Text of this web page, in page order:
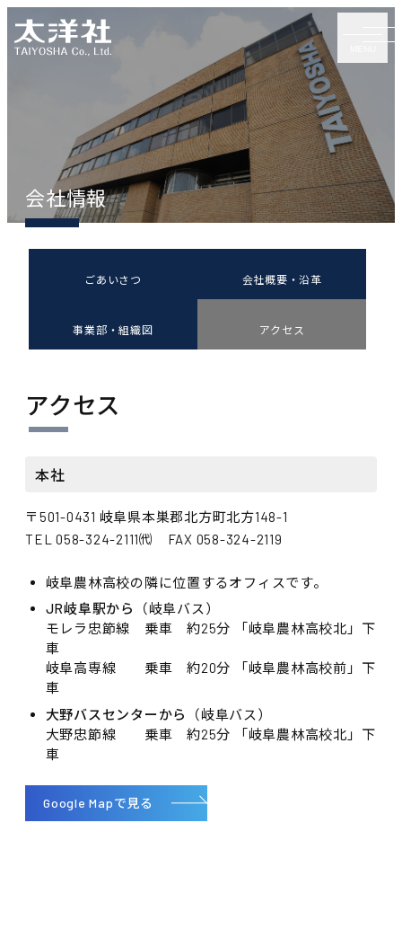
会社情報
ごあいさつ 会社概要・沿革
事業部・組織図 アクセス
アクセス
本社
〒501-0431 岐阜県本巣郡北方町北方148-1
TEL 058-324-2111㈹ FAX 058-324-2119
岐阜農林高校の隣に位置するオフィスです。
JR岐阜駅から
（岐阜バス）
モレラ忠節線 乗車 約25分 「岐阜農林高校北」下
車
岐阜高専線 乗車 約20分 「岐阜農林高校前」下
車
大野バスセンターから
（岐阜バス）
大野忠節線 乗車 約25分 「岐阜農林高校北」下
車
Google Mapで見る